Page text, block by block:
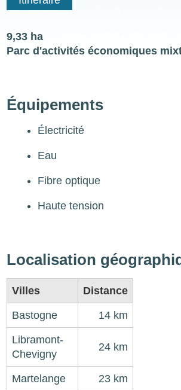
9,33 ha
Parc d'activités économiques
Équipements
Électricité
Eau
Fibre optique
Haute tension
Localisation
Villes Distance
Bastogne 14 km
Libramont-
Chevigny
24 km
Martelange 23 km